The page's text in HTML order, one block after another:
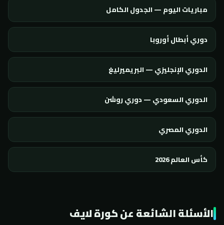
مباريات اليوم — الجدول الكامل
دوري أبطال أوروبا
الدوري الإنجليزي — البريميرليغ
الدوري السعودي — دوري روشن
الدوري المصري
كأس العالم 2026
الأسئلة الشائعة عن كورة لايف